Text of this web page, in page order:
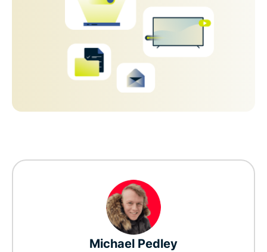
Michael Pedley